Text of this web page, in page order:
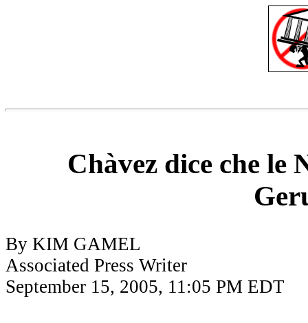
Chàvez dice che le
By KIM GAMEL
Associated Press Writer
September 15, 2005, 11:05 PM EDT